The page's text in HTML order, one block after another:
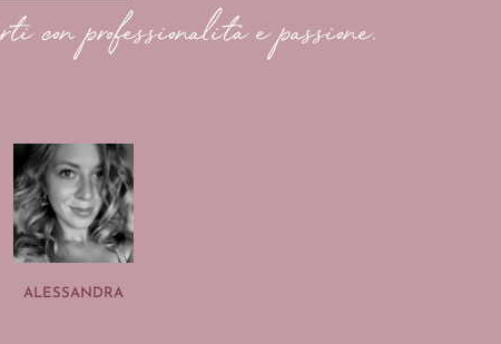
professionalità e passione.
ALESSANDRA